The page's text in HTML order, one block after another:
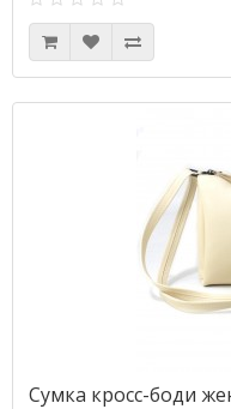
Сумка кросс-боди